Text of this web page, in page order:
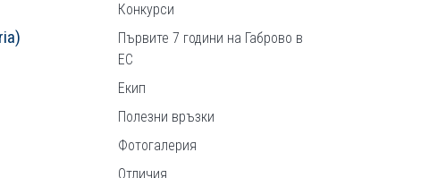
Конкурси
Първите 7 години на Габрово в
ЕС
Екип
Полезни връзки
Фотогалерия
Отличия